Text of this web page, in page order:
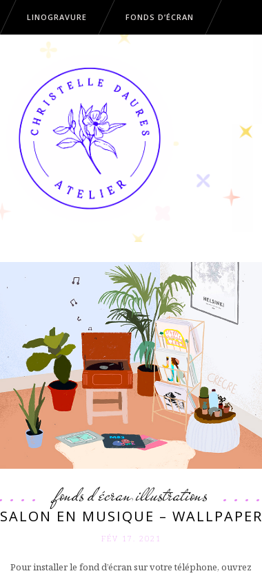
LINOGRAVURE FONDS D’ÉCRAN
fonds d'écran,illustrations
SALON EN MUSIQUE – WALLPAPER
FÉV 17. 2021
Pour installer le fond d’écran sur votre téléphone, ouvrez